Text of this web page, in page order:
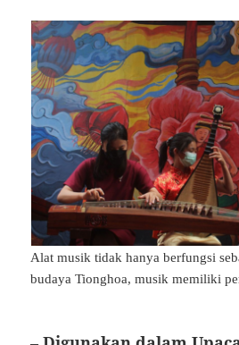
Alat musik tidak hanya berfungsi
budaya Tionghoa, musik memiliki